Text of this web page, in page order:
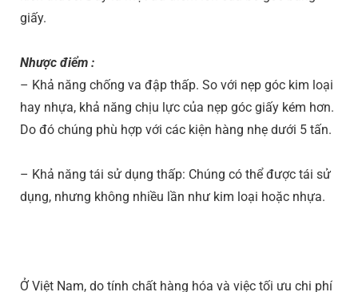
giấy.
Nhược điểm :
– Khả năng chống va đập thấp. So với nẹp góc kim loại
hay nhựa, khả năng chịu lực của nẹp góc giấy kém hơn.
Do đó chúng phù hợp với các kiện hàng nhẹ dưới 5 tấn.
– Khả năng tái sử dụng thấp: Chúng có thể được tái sử
dụng, nhưng không nhiều lần như kim loại hoặc nhựa.
Ở Việt Nam, do tính chất hàng hóa và việc tối ưu chi phí